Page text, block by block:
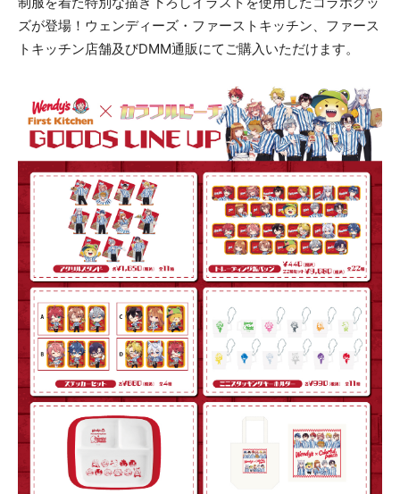
ズが登場！ウェンディーズ・ファーストキッチン、ファース
トキッチン店舗及びDMM通販にてご購入いただけます。